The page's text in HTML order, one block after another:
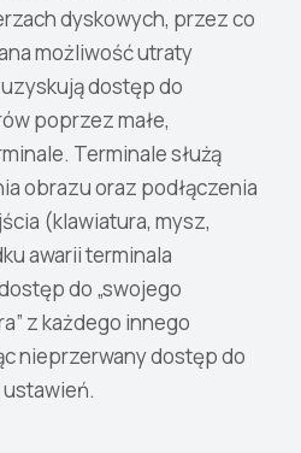
dyskowych, przez co
możliwość utraty
dostęp do
poprzez małe,
Terminale służą
obrazu oraz podłączenia
(klawiatura, mysz,
awarii terminala
do „swojego
z każdego innego
nieprzerwany dostęp do